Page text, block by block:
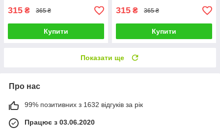
315 ₴ 365 ₴
Купити
315 ₴ 365 ₴
Купити
Показати ще
Про нас
99% позитивних з 1632 відгуків за рік
Працює з 03.06.2020